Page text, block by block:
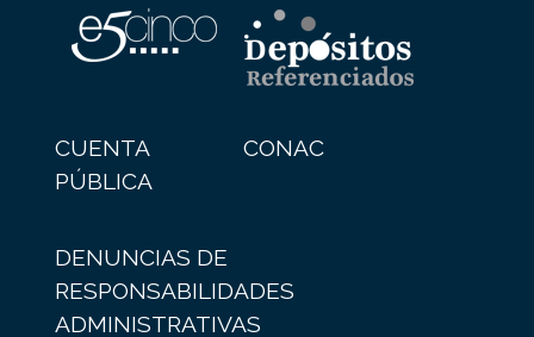
CUENTA
PÚBLICA
CONAC
DENUNCIAS DE
RESPONSABILIDADES
ADMINISTRATIVAS